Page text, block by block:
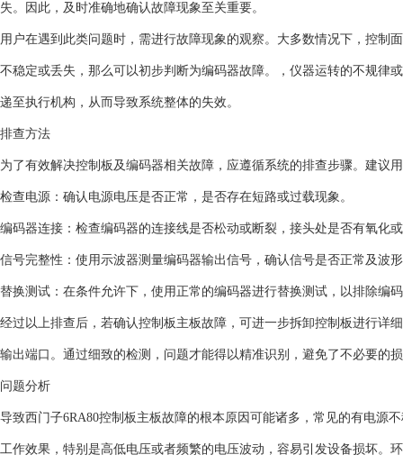
失。因此，及时准确地确认故障现象至关重要。
用户在遇到此类问题时，需进行故障现象的观察。大多数情况下，控制
不稳定或丢失，那么可以初步判断为编码器故障。，仪器运转的不规律
递至执行机构，从而导致系统整体的失效。
排查方法
为了有效解决控制板及编码器相关故障，应遵循系统的排查步骤。建议
检查电源：确认电源电压是否正常，是否存在短路或过载现象。
编码器连接：检查编码器的连接线是否松动或断裂，接头处是否有氧化
信号完整性：使用示波器测量编码器输出信号，确认信号是否正常及波
替换测试：在条件允许下，使用正常的编码器进行替换测试，以排除编
经过以上排查后，若确认控制板主板故障，可进一步拆卸控制板进行详
输出端口。通过细致的检测，问题才能得以精准识别，避免了不必要的
问题分析
导致西门子6RA80控制板主板故障的根本原因可能诸多，常见的有电源
工作效果，特别是高低电压或者频繁的电压波动，容易引发设备损坏。